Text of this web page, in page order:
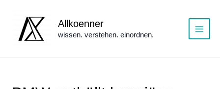
springen
Allkoenner
wissen. verstehen. einordnen.
Main